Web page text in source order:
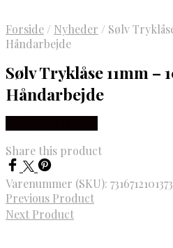
Forside / Nyheder / Sølv
Håndarbejde
Sølv Tryklåse 11mm –
Håndarbejde
Share this product
Varenummer (SKU): 7316712101373
Previous Product
Next Product